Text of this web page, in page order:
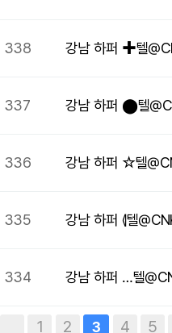
338 강남 하퍼 ✚텔
337 강남 하퍼 ⬤텔
336 강남 하퍼 ☆텔
335 강남 하퍼 ⦉텔
334 강남 하퍼 …텔
1 2 3 4 5